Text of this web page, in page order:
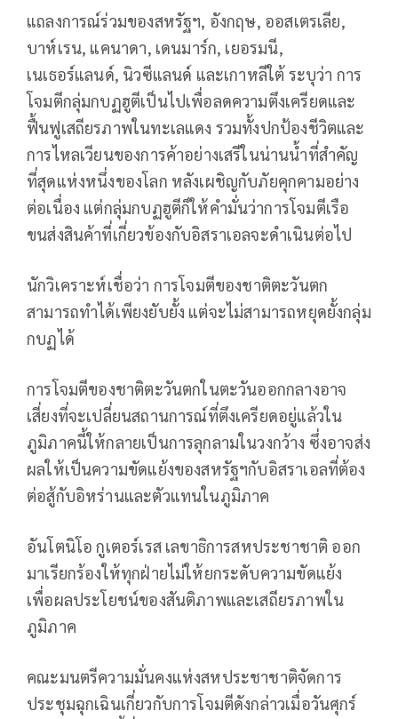
แถลงการณ์ร่วมของสหรัฐฯ, อังกฤษ, ออสเตรเลีย,
บาห์เรน, แคนาดา, เดนมาร์ก, เยอรมนี,
เนเธอร์แลนด์, นิวซีแลนด์ และเกาหลีใต้ ระบุว่า การ
โจมตีกลุ่มกบฏฮูตีเป็นไปเพื่อลดความตึงเครียดและ
ฟื้นฟูเสถียรภาพในทะเลแดง รวมทั้งปกป้องชีวิตและ
การไหลเวียนของการค้าอย่างเสรีในน่านน้ำที่สำคัญ
ที่สุดแห่งหนึ่งของโลก หลังเผชิญกับภัยคุกคามอย่าง
ต่อเนื่อง แต่กลุ่มกบฏฮูตีก็ให้คำมั่นว่าการโจมตีเรือ
ขนส่งสินค้าที่เกี่ยวข้องกับอิสราเอลจะดำเนินต่อไป
นักวิเคราะห์เชื่อว่า การโจมตีของชาติตะวันตก
สามารถทำได้เพียงยับยั้ง แต่จะไม่สามารถหยุดยั้งกลุ่ม
กบฏได้
การโจมตีของชาติตะวันตกในตะวันออกกลางอาจ
เสี่ยงที่จะเปลี่ยนสถานการณ์ที่ตึงเครียดอยู่แล้วใน
ภูมิภาคนี้ให้กลายเป็นการลุกลามในวงกว้าง ซึ่งอาจส่ง
ผลให้เป็นความขัดแย้งของสหรัฐฯกับอิสราเอลที่ต้อง
ต่อสู้กับอิหร่านและตัวแทนในภูมิภาค
อันโตนิโอ กูเตอร์เรส เลขาธิการสหประชาชาติ ออก
มาเรียกร้องให้ทุกฝ่ายไม่ให้ยกระดับความขัดแย้ง
เพื่อผลประโยชน์ของสันติภาพและเสถียรภาพใน
ภูมิภาค
คณะมนตรีความมั่นคงแห่งสหประชาชาติจัดการ
ประชุมฉุกเฉินเกี่ยวกับการโจมตีดังกล่าวเมื่อวันศุกร์